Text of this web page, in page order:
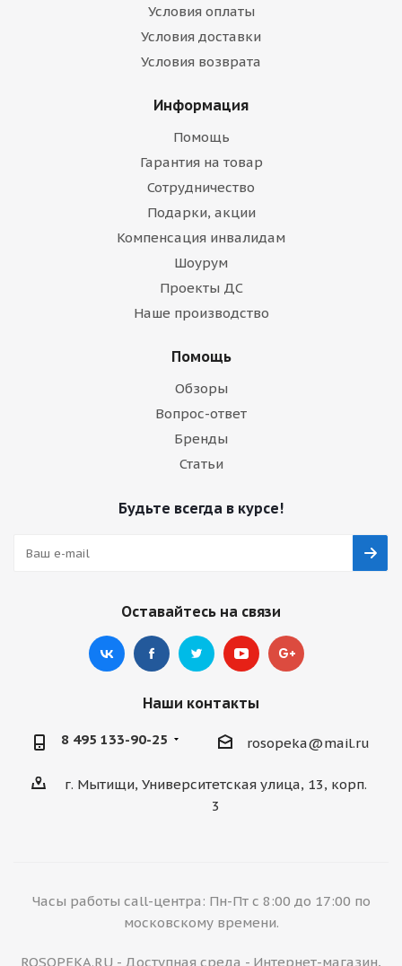
Условия оплаты
Условия доставки
Условия возврата
Информация
Помощь
Гарантия на товар
Сотрудничество
Подарки, акции
Компенсация инвалидам
Шоурум
Проекты ДС
Наше производство
Помощь
Обзоры
Вопрос-ответ
Бренды
Статьи
Будьте всегда в курсе!
Оставайтесь на связи
Наши контакты
8 495 133-90-25 rosopeka@mail.ru
г. Мытищи, Университетская улица, 13, корп.
3
Часы работы call-центра: Пн-Пт с 8:00 до 17:00 по
московскому времени.
ROSOPEKA.RU - Доступная среда - Интернет-магазин,